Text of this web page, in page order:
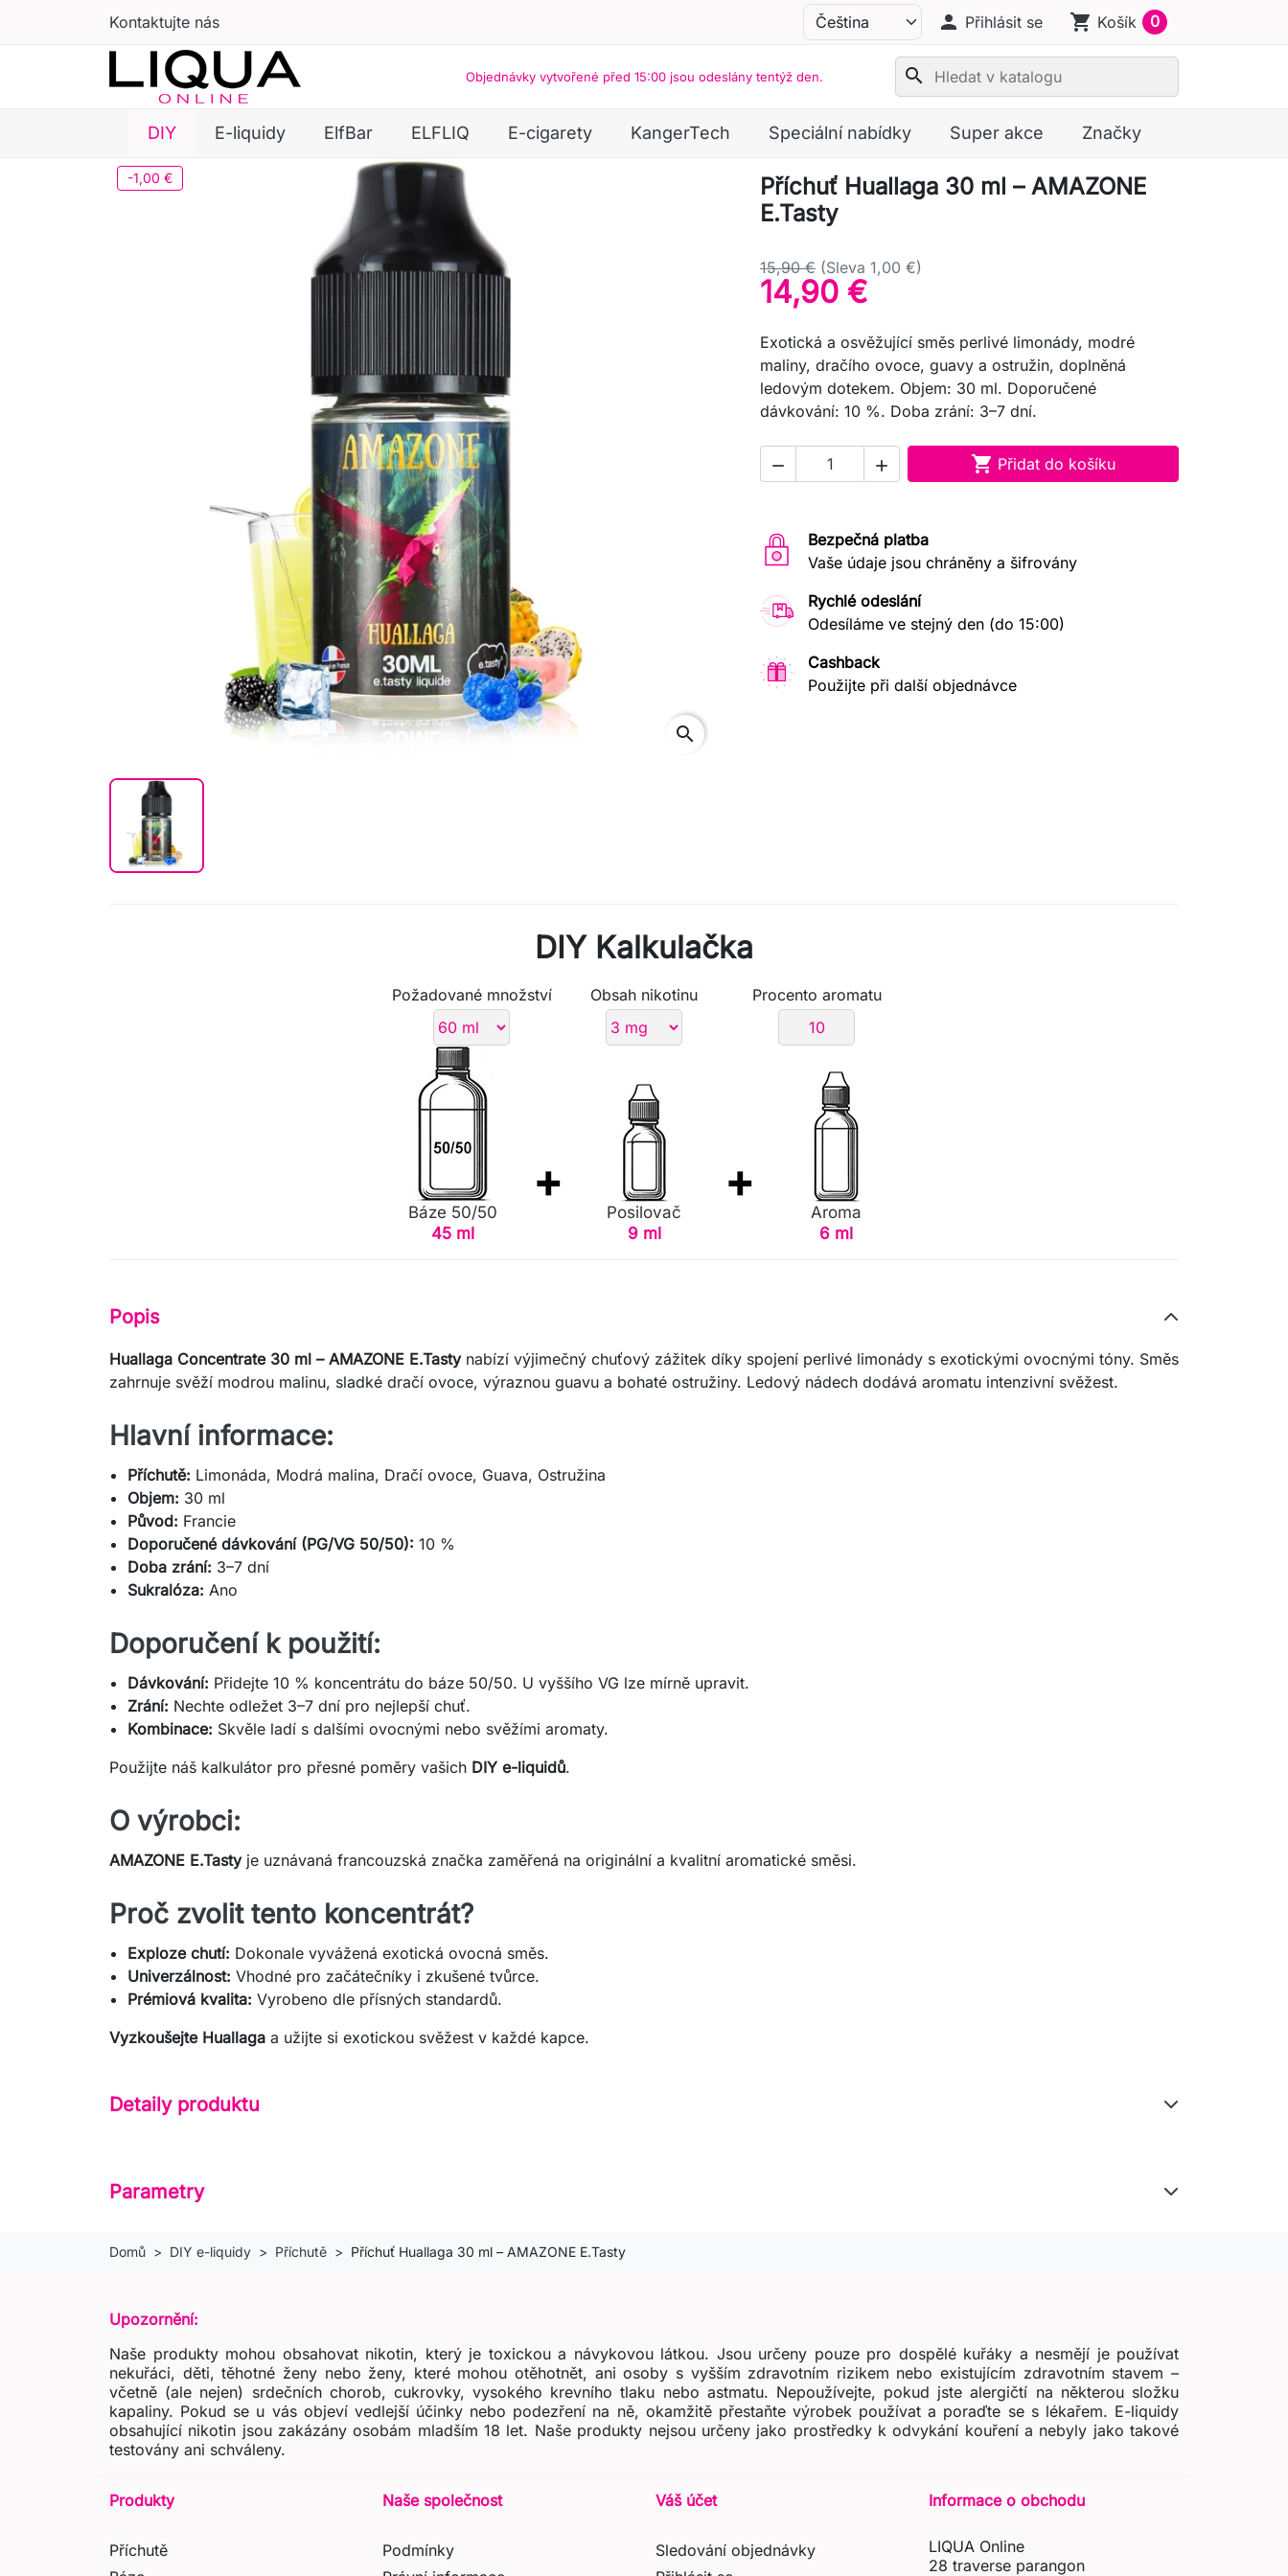
Kontaktujte nás person Přihlásit se shopping_cart Košík 0
Objednávky vytvořené před 15:00 jsou odeslány tentýž den. search
DIY E-liquidy ElfBar ELFLIQ E-cigarety KangerTech Speciální nabídky Super akce Značky
-1,00 €
search
Příchuť Huallaga 30 ml – AMAZONE
E.Tasty
15,90 € (Sleva 1,00 €)
14,90 €
Exotická a osvěžující směs perlivé limonády, modré
maliny, dračího ovoce, guavy a ostružin, doplněná
ledovým dotekem. Objem: 30 ml. Doporučené
dávkování: 10 %. Doba zrání: 3–7 dní.
   Přidat do košíku
Bezpečná platba
Vaše údaje jsou chráněny a šifrovány
Rychlé odeslání
Odesíláme ve stejný den (do 15:00)
Cashback
Použijte při další objednávce
DIY Kalkulačka
Požadované množství Obsah nikotinu Procento aromatu
Báze 50/50
45 ml
Posilovač
9 ml
Aroma
6 ml
Popis
Huallaga Concentrate 30 ml – AMAZONE E.Tastynabízí výjimečný chuťový zážitek díky spojení perlivé limonády s exotickými ovocnými tóny. Směs
zahrnuje svěží modrou malinu, sladké dračí ovoce, výraznou guavu a bohaté ostružiny. Ledový nádech dodává aromatu intenzivní svěžest.
Hlavní informace:
Příchutě: Limonáda, Modrá malina, Dračí ovoce, Guava, Ostružina
Objem: 30 ml
Původ: Francie
Doporučené dávkování (PG/VG 50/50): 10 %
Doba zrání: 3–7 dní
Sukralóza: Ano
Doporučení k použití:
Dávkování: Přidejte 10 % koncentrátu do báze 50/50. U vyššího VG lze mírně upravit.
Zrání: Nechte odležet 3–7 dní pro nejlepší chuť.
Kombinace: Skvěle ladí s dalšími ovocnými nebo svěžími aromaty.
Použijte náš kalkulátor pro přesné poměry vašich DIY e-liquidů.
O výrobci:
AMAZONE E.Tastyje uznávaná francouzská značka zaměřená na originální a kvalitní aromatické směsi.
Proč zvolit tento koncentrát?
Exploze chutí: Dokonale vyvážená exotická ovocná směs.
Univerzálnost: Vhodné pro začátečníky i zkušené tvůrce.
Prémiová kvalita: Vyrobeno dle přísných standardů.
Vyzkoušejte Huallaga a užijte si exotickou svěžest v každé kapce.
Detaily produktu
Parametry
Domů DIY e-liquidy Příchutě Příchuť Huallaga 30 ml – AMAZONE E.Tasty
Upozornění:
Naše produkty mohou obsahovat nikotin, který je toxickou a návykovou látkou. Jsou určeny pouze pro dospělé kuřáky a nesmějí je používat
nekuřáci, děti, těhotné ženy nebo ženy, které mohou otěhotnět, ani osoby s vyšším zdravotním rizikem nebo existujícím zdravotním stavem –
včetně (ale nejen) srdečních chorob, cukrovky, vysokého krevního tlaku nebo astmatu. Nepoužívejte, pokud jste alergičtí na některou složku
kapaliny. Pokud se u vás objeví vedlejší účinky nebo podezření na ně, okamžitě přestaňte výrobek používat a poraďte se s lékařem. E-liquidy
obsahující nikotin jsou zakázány osobám mladším 18 let. Naše produkty nejsou určeny jako prostředky k odvykání kouření a nebyly jako takové
testovány ani schváleny.
Produkty
Příchutě
Naše společnost
Podmínky
Váš účet
Sledování objednávky
Informace o obchodu
LIQUA Online
28 traverse parangon